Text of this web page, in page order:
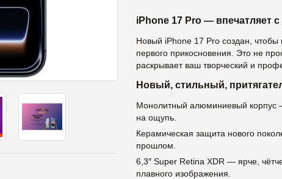
iPhone 17 Pro — впечатляет с
Новый iPhone 17 Pro создан, чтобы
первого прикосновения. Это не
раскрывает ваш творческий и
Новый, стильный,
Монолитный алюминиевый корпус
на ощупь.
Керамическая защита нового
прошлом.
6,3″ Super Retina XDR — ярче,
плавного изображения.